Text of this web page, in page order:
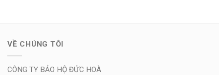
VỀ CHÚNG TÔI
CÔNG TY BẢO HỘ ĐỨC HOÀ